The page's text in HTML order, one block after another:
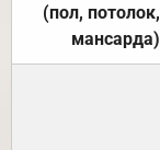
(пол, потолок,
мансарда)